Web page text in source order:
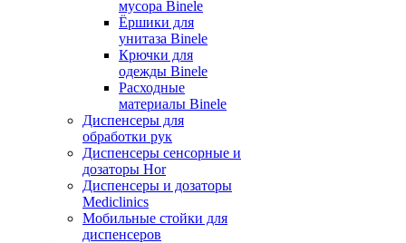
мусора Binele
Ёршики для
унитаза Binele
Крючки для
одежды Binele
Расходные
материалы Binele
Диспенсеры для
обработки рук
Диспенсеры сенсорные и
дозаторы Hor
Диспенсеры и дозаторы
Mediclinics
Мобильные стойки для
диспенсеров